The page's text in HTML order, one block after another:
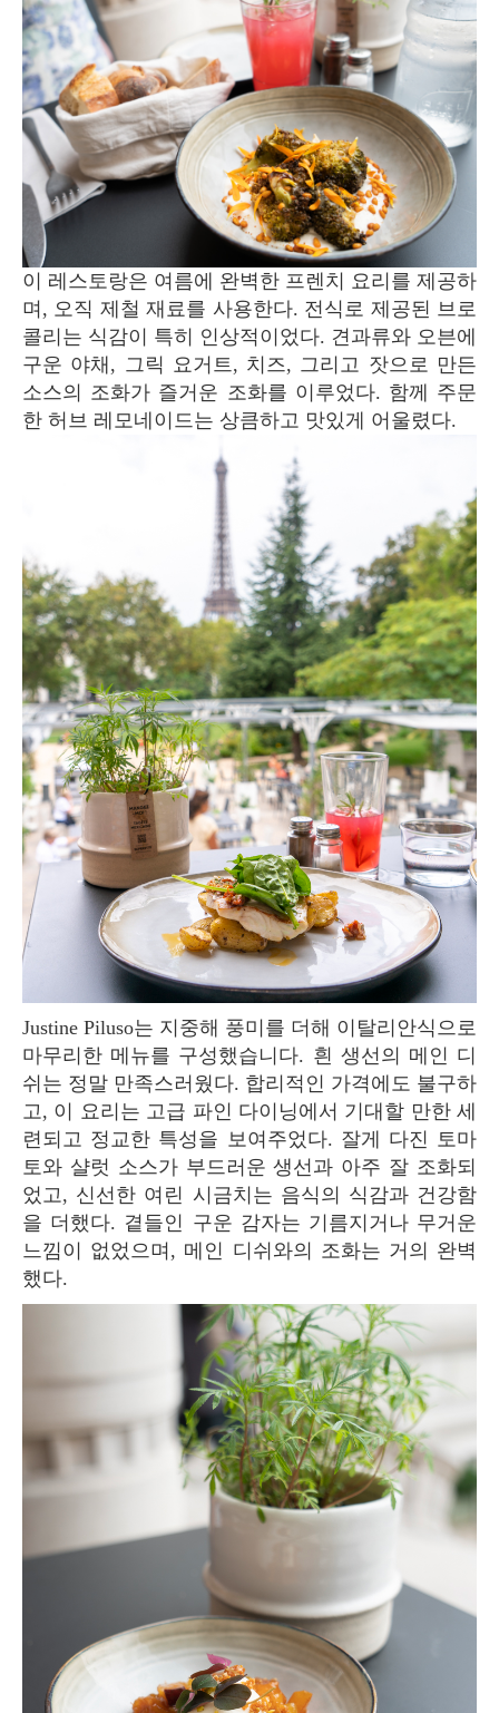
이 레스토랑은 여름에 완벽한 프렌치 요리를 제공하
며, 오직 제철 재료를 사용한다. 전식로 제공된 브로
콜리는 식감이 특히 인상적이었다. 견과류와 오븐에
구운 야채, 그릭 요거트, 치즈, 그리고 잣으로 만든
소스의 조화가 즐거운 조화를 이루었다. 함께 주문
한 허브 레모네이드는 상큼하고 맛있게 어울렸다.
Justine Piluso는 지중해 풍미를 더해 이탈리안식으로
마무리한 메뉴를 구성했습니다. 흰 생선의 메인 디
쉬는 정말 만족스러웠다. 합리적인 가격에도 불구하
고, 이 요리는 고급 파인 다이닝에서 기대할 만한 세
련되고 정교한 특성을 보여주었다. 잘게 다진 토마
토와 샬럿 소스가 부드러운 생선과 아주 잘 조화되
었고, 신선한 여린 시금치는 음식의 식감과 건강함
을 더했다. 곁들인 구운 감자는 기름지거나 무거운
느낌이 없었으며, 메인 디쉬와의 조화는 거의 완벽
했다.